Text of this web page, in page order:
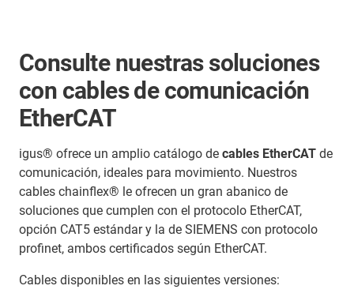
Consulte nuestras soluciones
con cables de comunicación
EtherCAT
igus® ofrece un amplio catálogo de cables EtherCAT de
comunicación, ideales para movimiento. Nuestros
cables chainflex® le ofrecen un gran abanico de
soluciones que cumplen con el protocolo EtherCAT,
opción CAT5 estándar y la de SIEMENS con protocolo
profinet, ambos certificados según EtherCAT.
Cables disponibles en las siguientes versiones: